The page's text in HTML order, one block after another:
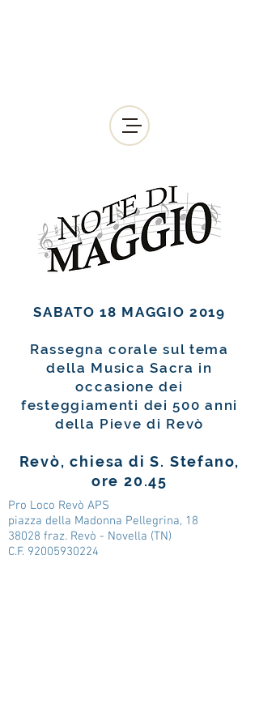
SABATO 18 MAGGIO 2019
Rassegna corale sul tema
della Musica Sacra in
occasione dei
festeggiamenti dei 500 anni
della Pieve di Revò
Revò, chiesa di S. Stefano,
ore 20.45
Pro Loco Revò APS
piazza della Madonna Pellegrina, 18
38028 fraz. Revò - Novella (TN)
C.F. 92005930224